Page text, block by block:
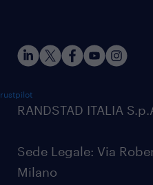
RANDSTAD ITALIA
Sede Legale: Via
Milano